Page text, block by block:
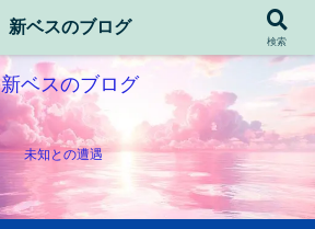
新ベスのブログ
未知との遭遇
新ベスのブログ
検索